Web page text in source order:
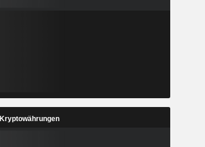
Kryptowährungen